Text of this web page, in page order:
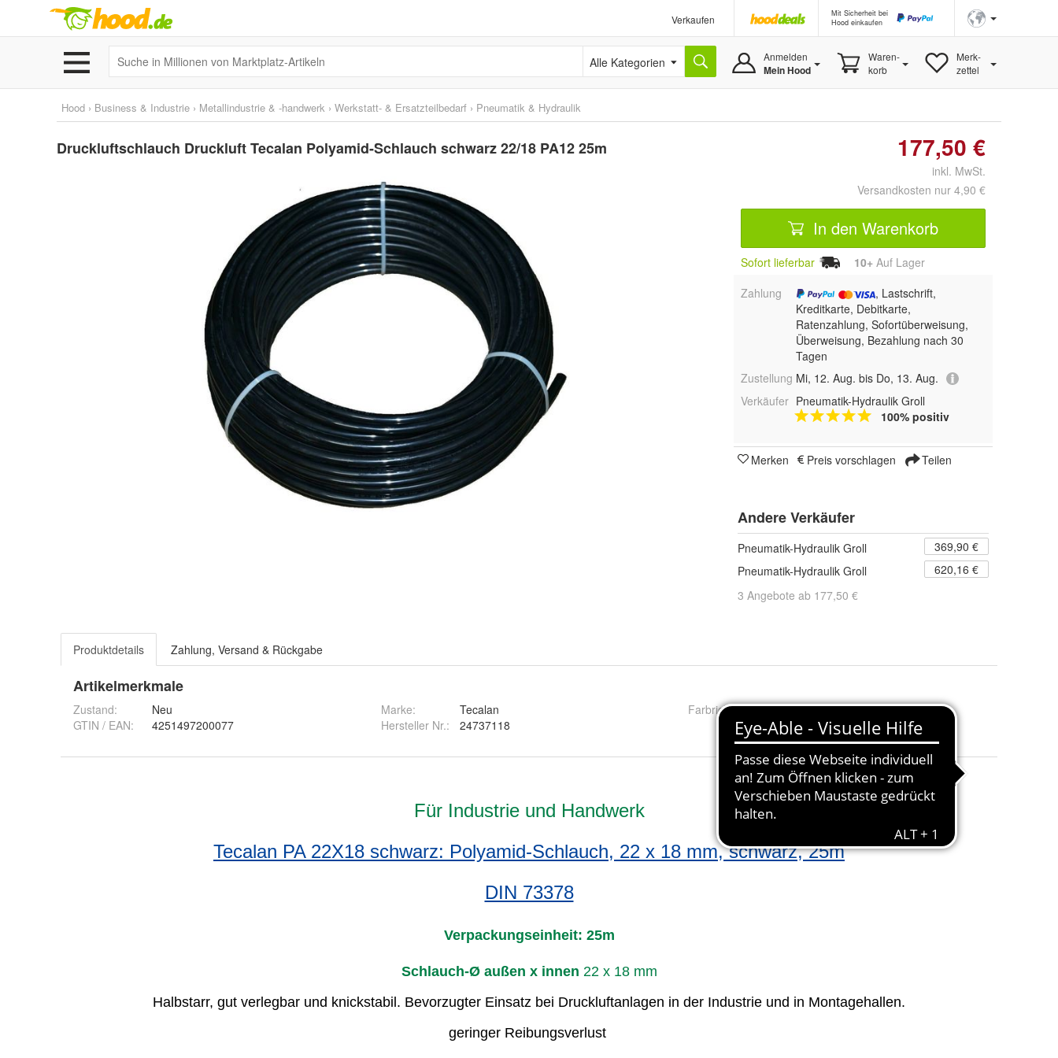
Verkaufen
Mit Sicherheit bei
Hood einkaufen
Alle Kategorien Anmelden
Mein Hood
Waren-
korb
Merk-
zettel
Hood › Business & Industrie › Metallindustrie & -handwerk › Werkstatt- & Ersatzteilbedarf › Pneumatik & Hydraulik
Druckluftschlauch Druckluft Tecalan Polyamid-Schlauch schwarz 22/18 PA12 25m 177,50 €
inkl. MwSt.
Versandkosten nur 4,90 €
In den Warenkorb
Sofort lieferbar 10+ Auf Lager
Zahlung
, Lastschrift,
Kreditkarte, Debitkarte,
Ratenzahlung, Sofortüberweisung,
Überweisung, Bezahlung nach 30
Tagen
Zustellung Mi, 12. Aug. bis Do, 13. Aug.
Verkäufer Pneumatik-Hydraulik Groll
100% positiv
Merken Preis vorschlagen Teilen
Andere Verkäufer
Pneumatik-Hydraulik Groll
369,90 €
Pneumatik-Hydraulik Groll
620,16 €
3 Angebote ab 177,50 €
Produktdetails Zahlung, Versand & Rückgabe
Artikelmerkmale
Zustand:
Neu
GTIN / EAN:
4251497200077
Marke:
Tecalan
Hersteller Nr.:
24737118
Farbrichtung: schwarz